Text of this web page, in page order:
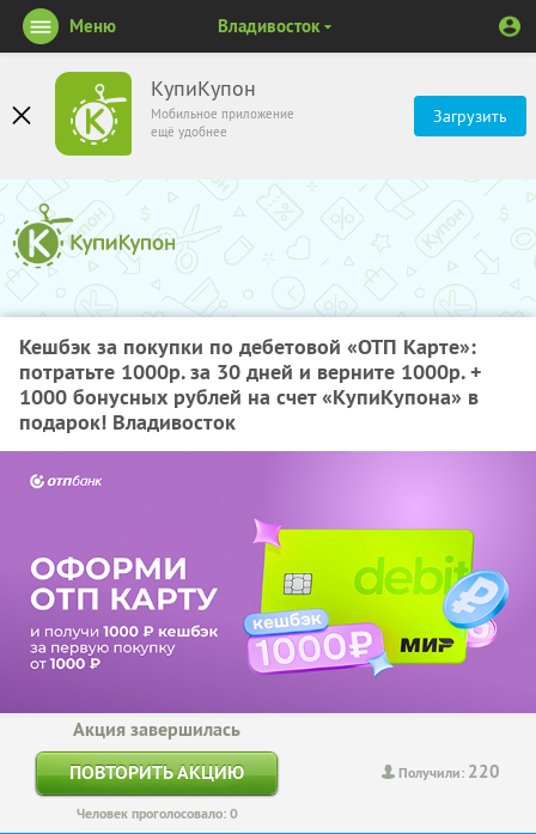
КупиКупон
Мобильное приложение
ещё удобнее
Загрузить
Меню Владивосток
Кешбэк за покупки по дебетовой «ОТП Карте»:
потратьте 1000р. за 30 дней и верните 1000р. +
1000 бонусных рублей на счет «КупиКупона» в
подарок! Владивосток
Получили: 220
Акция завершилась
ПОВТОРИТЬ АКЦИЮ
Человек проголосовало: 0